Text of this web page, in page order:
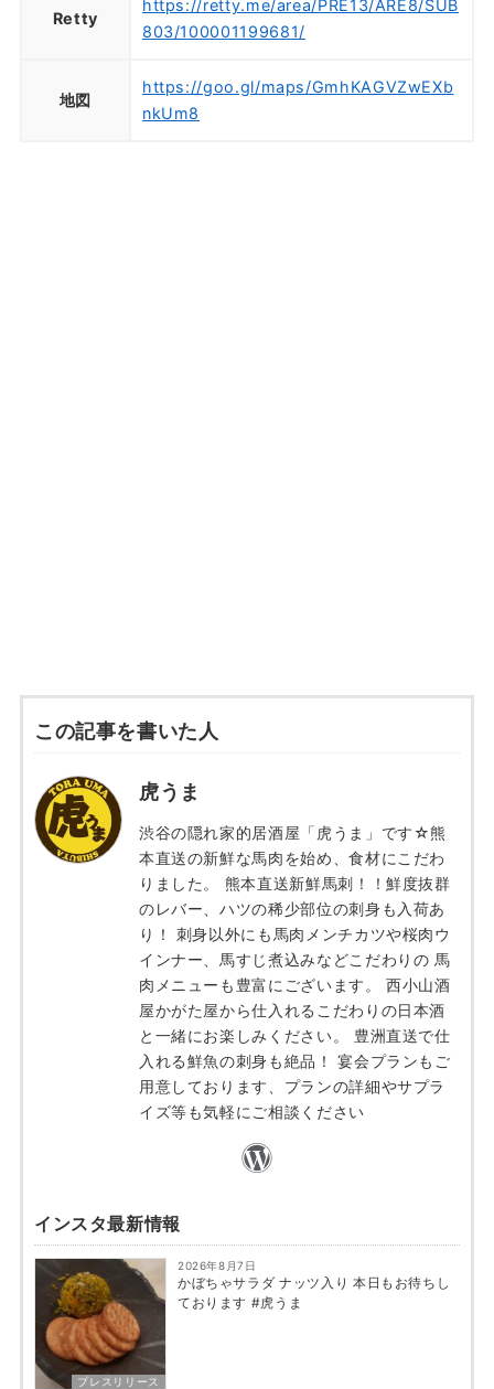
Retty
https://retty.me/area/PRE13/ARE8/SUB
803/100001199681/
地図
https://goo.gl/maps/GmhKAGVZwEXb
nkUm8
この記事を書いた人
虎うま
渋谷の隠れ家的居酒屋「虎うま」です☆熊
本直送の新鮮な馬肉を始め、食材にこだわ
りました。 熊本直送新鮮馬刺！！鮮度抜群
のレバー、ハツの稀少部位の刺身も入荷あ
り！ 刺身以外にも馬肉メンチカツや桜肉ウ
インナー、馬すじ煮込みなどこだわりの 馬
肉メニューも豊富にございます。 西小山酒
屋かがた屋から仕入れるこだわりの日本酒
と一緒にお楽しみください。 豊洲直送で仕
入れる鮮魚の刺身も絶品！ 宴会プランもご
用意しております、プランの詳細やサプラ
イズ等も気軽にご相談ください
インスタ最新情報
プレスリリース
2026年8月7日
かぼちゃサラダ ナッツ入り 本日もお待ちし
ております #虎うま